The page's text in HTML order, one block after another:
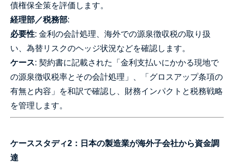
債権保全策を評価します。
経理部／税務部:
必要性: 金利の会計処理、海外での源泉徴収税の取り扱
い、為替リスクのヘッジ状況などを確認します。
ケース: 契約書に記載された「金利支払いにかかる現地で
の源泉徴収税率とその会計処理」、「グロスアップ条項の
有無と内容」を和訳で確認し、財務インパクトと税務戦略
を管理します。
ケーススタディ2：日本の製造業が海外子会社から資金調
達